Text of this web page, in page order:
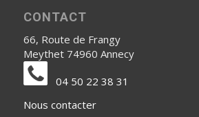
CONTACT
66, Route de Frangy
Meythet 74960 Annecy
04 50 22 38 31
Nous contacter